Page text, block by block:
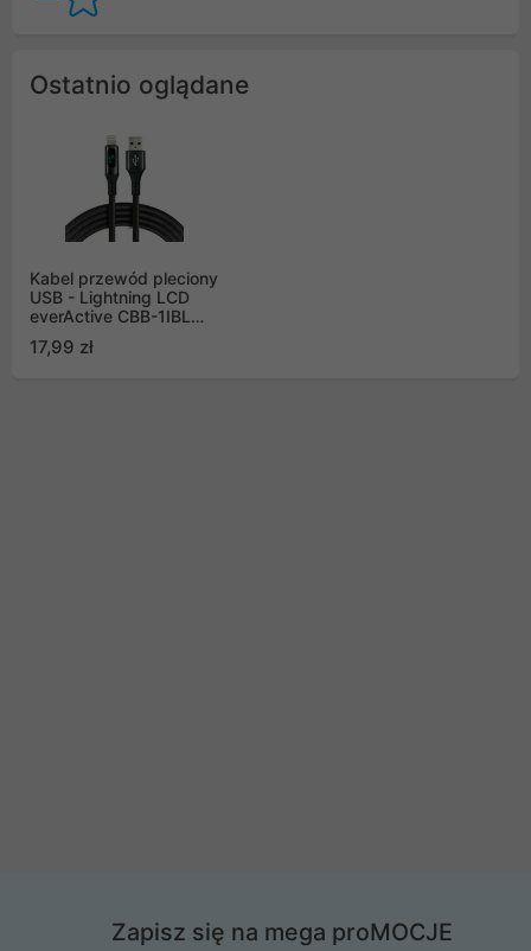
Ostatnio oglądane
Kabel przewód pleciony
USB - Lightning LCD
everActive CBB-1IBL
szybkiego ładowania
17,99 zł
Zapisz się na mega proMOCJE